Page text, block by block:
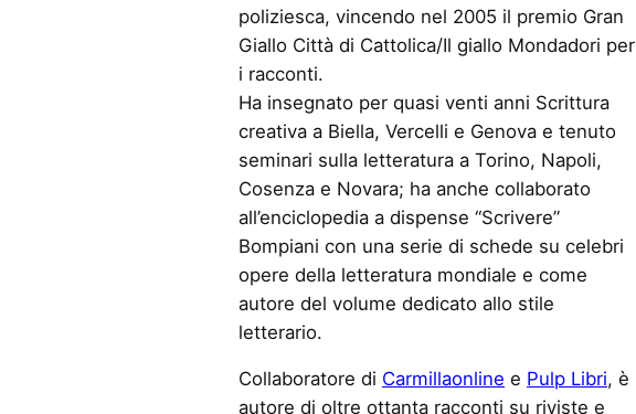
poliziesca, vincendo nel 2005 il premio Gran
Giallo Città di Cattolica/Il giallo Mondadori per
i racconti.
Ha insegnato per quasi venti anni Scrittura
creativa a Biella, Vercelli e Genova e tenuto
seminari sulla letteratura a Torino, Napoli,
Cosenza e Novara; ha anche collaborato
all’enciclopedia a dispense “Scrivere”
Bompiani con una serie di schede su celebri
opere della letteratura mondiale e come
autore del volume dedicato allo stile
letterario.
Collaboratore di Carmillaonline e Pulp Libri, è
autore di oltre ottanta racconti su riviste e